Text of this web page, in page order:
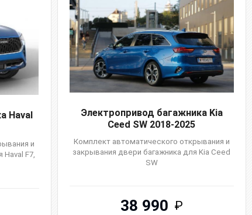
Haval
и
F7,
Электропривод багажника Kia
Ceed SW 2018-2025
Комплект автоматического открывания и
закрывания двери багажника для Kia Ceed
SW
38 990 ₽